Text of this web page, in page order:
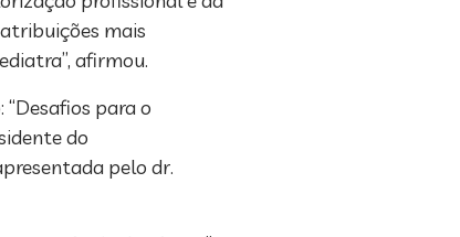
mais
afirmou.
para o
do
pelo dr.